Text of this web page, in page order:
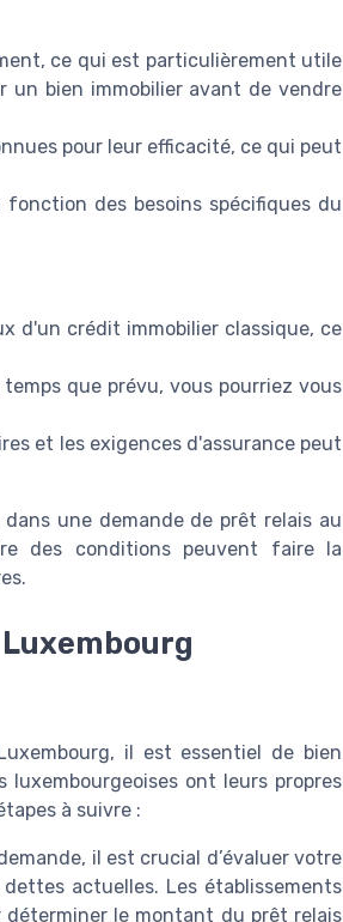
ce qui est particulièrement utile
un bien immobilier avant de vendre
pour leur efficacité, ce qui peut
des besoins spécifiques du
d'un crédit immobilier classique, ce
que prévu, vous pourriez vous
et les exigences d'assurance peut
une demande de prêt relais au
des conditions peuvent faire la
il est essentiel de bien
luxembourgeoises ont leurs propres
à suivre :
il est crucial d’évaluer votre
actuelles. Les établissements
déterminer le montant du prêt relais